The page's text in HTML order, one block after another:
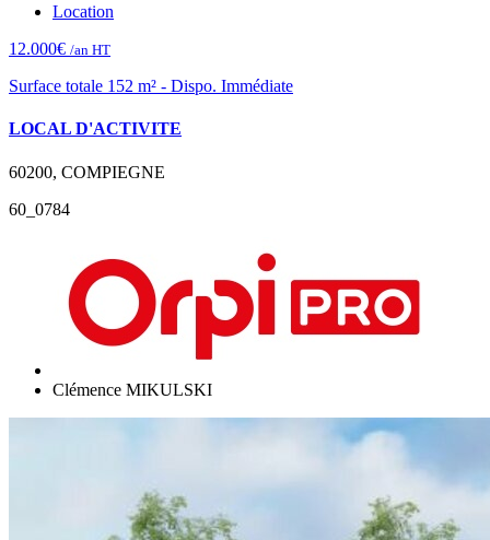
Location
12.000€ /an HT
Surface totale 152 m² - Dispo. Immédiate
LOCAL D'ACTIVITE
60200, COMPIEGNE
60_0784
Clémence MIKULSKI